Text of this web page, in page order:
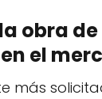
obra
el
más